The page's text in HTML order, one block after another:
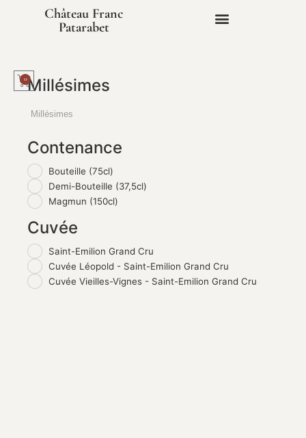
Château Franc
Patarabet
Millésimes
Contenance
Bouteille (75cl)
Demi-Bouteille (37,5cl)
Magmun (150cl)
Cuvée
Saint-Emilion Grand Cru
Cuvée Léopold - Saint-Emilion Grand Cru
Cuvée Vieilles-Vignes - Saint-Emilion Grand Cru
0